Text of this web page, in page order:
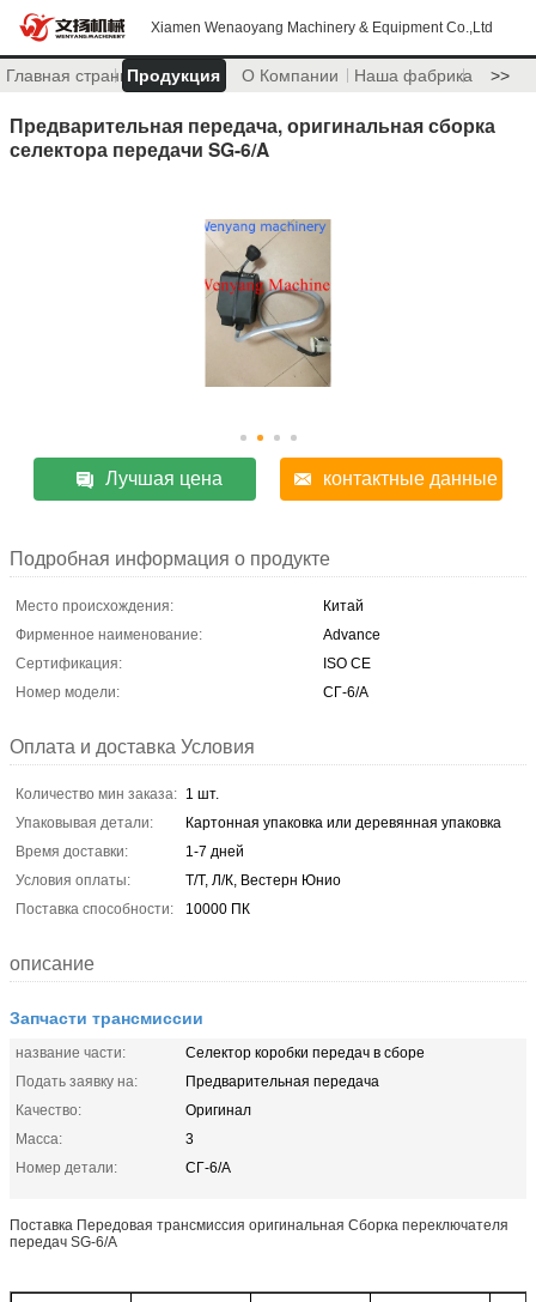
Xiamen Wenaoyang Machinery & Equipment Co.,Ltd
Главная страницаПродукция О Компании Наша фабрика >>
Предварительная передача, оригинальная сборка
селектора передачи SG-6/A
Лучшая цена контактные данные
Подробная информация о продукте
Место происхождения:
Китай
Фирменное наименование:
Advance
Сертификация:
ISO CE
Номер модели:
СГ-6/А
Оплата и доставка Условия
Количество мин заказа: 1 шт.
Упаковывая детали:
Картонная упаковка или деревянная упаковка
Время доставки:
1-7 дней
Условия оплаты:
Т/Т, Л/К, Вестерн Юнио
Поставка способности:
10000 ПК
описание
Запчасти трансмиссии
название части:
Селектор коробки передач в сборе
Подать заявку на:
Предварительная передача
Качество:
Оригинал
Масса:
3
Номер детали:
СГ-6/А
Поставка Передовая трансмиссия оригинальная Сборка переключателя
передач SG-6/A